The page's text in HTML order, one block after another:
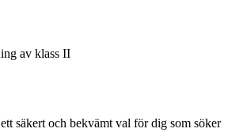
av klass II
säkert och bekvämt val för dig som söker